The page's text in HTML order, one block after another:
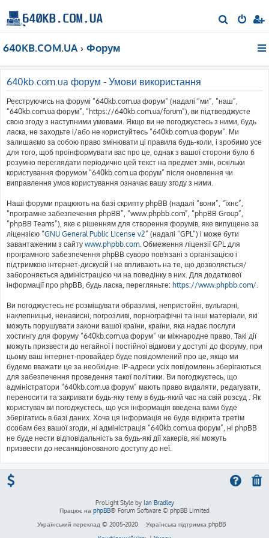
о
640KB.COM.UA Форум
640kb.com.ua форум - Умови використання
Реєструючись на форумі “640kb.com.ua форум” (надалі “ми”, “наш”,
“640kb.com.ua форум”, “https://640kb.com.ua/forum”), ви підтверджуєте
свою згоду з наступними умовами. Якщо ви не погоджуєтесь з ними, будь
ласка, не заходьте і/або не користуйтесь “640kb.com.ua форум”. Ми
залишаємо за собою право змінювати ці правила будь-коли, і зробимо усе
для того, щоб проінформувати вас про це, однак з вашої сторони було б
розумно переглядати періодично цей текст на предмет змін, оскільки
користування форумом “640kb.com.ua форум” після оновлення чи
виправлення умов користування означає вашу згоду з ними.
Наші форуми працюють на базі скрипту phpBB (надалі “вони”, “їхнє”,
“програмне забезпечення phpBB”, “www.phpbb.com”, “phpBB Group”,
“phpBB Teams”), яке є рішенням для створення форумів, яке випущене за
ліцензією “GNU General Public License v2” (надалі “GPL”) і може бути
завантаженим з сайту www.phpbb.com. Обмеження ліцензії GPL для
програмного забезпечення phpBB суворо пов'язані з організацією і
підтримкою інтернет-дискусій і не впливають на те, що дозволяється/
забороняється адміністрацією чи на поведінку в них. Для додаткової
інформації про phpBB, будь ласка, перегляньте: https://www.phpbb.com/.
Ви погоджуєтесь не розміщувати образливі, непристойні, вульгарні,
наклепницькі, ненависні, погрозливі, порнографічні та інші матеріали, які
можуть порушувати закони вашої країни, країни, яка надає послуги
хостингу для форуму “640kb.com.ua форум” чи міжнародне право. Такі дії
можуть призвести до негайної і постійної відмови у доступі до форуму, при
цьому ваш інтернет-провайдер буде повідомлений про це, якщо ми
будемо вважати це за необхідне. IP-адреси усіх повідомлень зберігаються
для забезпечення проведення такої політики. Ви погоджуєтесь, що
адміністратори “640kb.com.ua форум” мають право видаляти, редагувати,
переносити та закривати будь-яку тему в будь-який час на свій розсуд . Як
користувач ви погоджуєтесь, що уся інформація введена вами буде
зберігатись в базі даних. Хоча ця інформація не буде відкрита третім
особам без вашої згоди, ні адміністрація “640kb.com.ua форум”, ні phpBB
не буде нести відповідальність за будь-які дії хакерів, які можуть
призвести до несанкціонованого доступу до неї.
ProLight Style by Ian Bradley
Працює на phpBB® Forum Software © phpBB Limited
Український переклад © 2005-2020
Українська підтримка phpBB